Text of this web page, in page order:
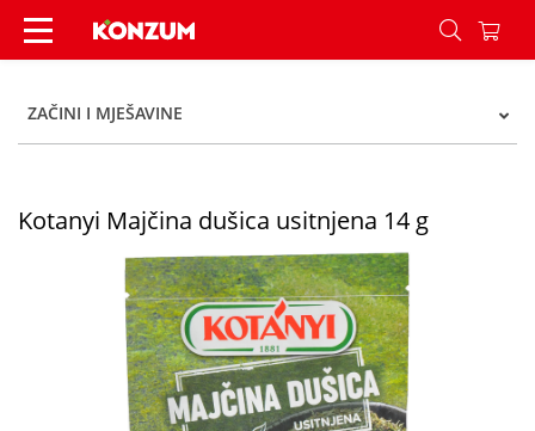
Kotanyi Majčina dušica usitnjena 14 g - Konzum
ZAČINI I MJEŠAVINE
Kotanyi Majčina dušica usitnjena 14 g